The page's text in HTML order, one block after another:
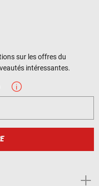
sur les offres du
intéressantes.